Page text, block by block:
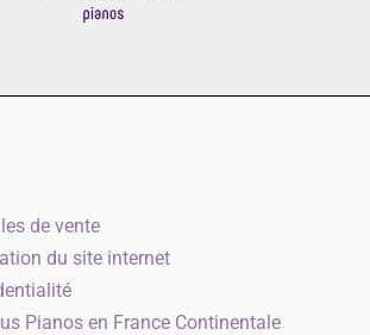
de vente
du site internet
Pianos en France Continentale